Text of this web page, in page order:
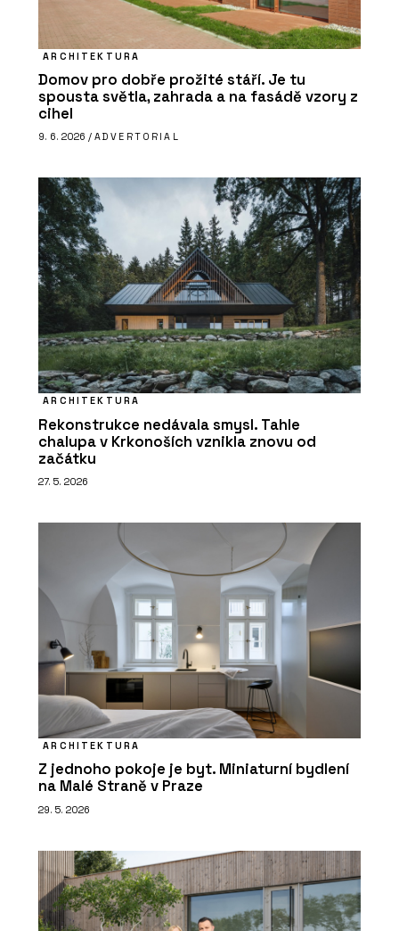
ARCHITEKTURA
Domov pro dobře prožité stáří. Je tu
spousta světla, zahrada a na fasádě vzory z
cihel
9. 6. 2026 / ADVERTORIAL
ARCHITEKTURA
Rekonstrukce nedávala smysl. Tahle
chalupa v Krkonoších vznikla znovu od
začátku
27. 5. 2026
ARCHITEKTURA
Z jednoho pokoje je byt. Miniaturní bydlení
na Malé Straně v Praze
29. 5. 2026